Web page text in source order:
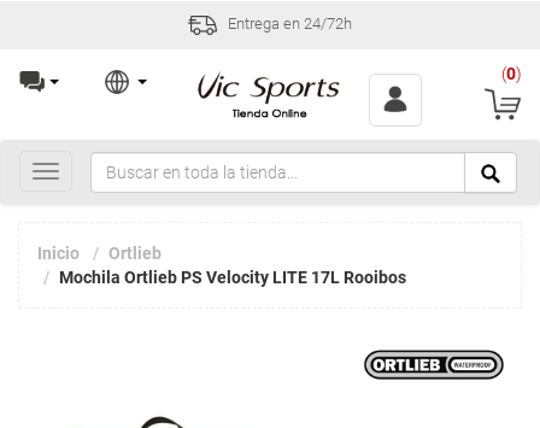
Entrega en 24/72h
(0)
Toggle
navigation
Inicio
Ortlieb
Mochila Ortlieb PS Velocity LITE 17L Rooibos